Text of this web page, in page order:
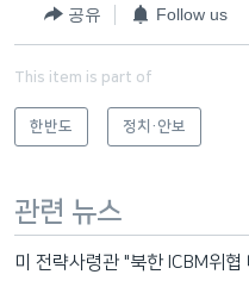
공유 Follow us
This item is part of
한반도 정치·안보
관련 뉴스
미 전략사령관 "북한 ICBM위협